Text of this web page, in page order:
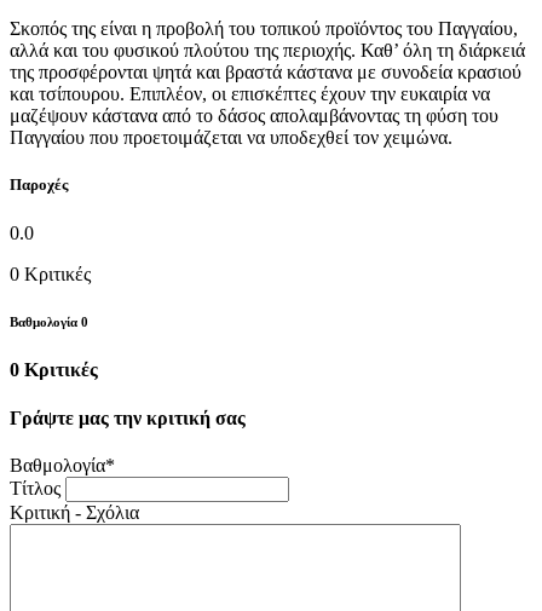
Σκοπός της είναι η προβολή του τοπικού προϊόντος του Παγγαίου,
αλλά και του φυσικού πλούτου της περιοχής. Καθ’ όλη τη διάρκειά
της προσφέρονται ψητά και βραστά κάστανα με συνοδεία κρασιού
και τσίπουρου. Επιπλέον, οι επισκέπτες έχουν την ευκαιρία να
μαζέψουν κάστανα από το δάσος απολαμβάνοντας τη φύση του
Παγγαίου που προετοιμάζεται να υποδεχθεί τον χειμώνα.
Παροχές
0.0
0 Κριτικές
Βαθμολογία 0
0 Κριτικές
Γράψτε μας την κριτική σας
Βαθμολογία*
Τίτλος
Κριτική - Σχόλια